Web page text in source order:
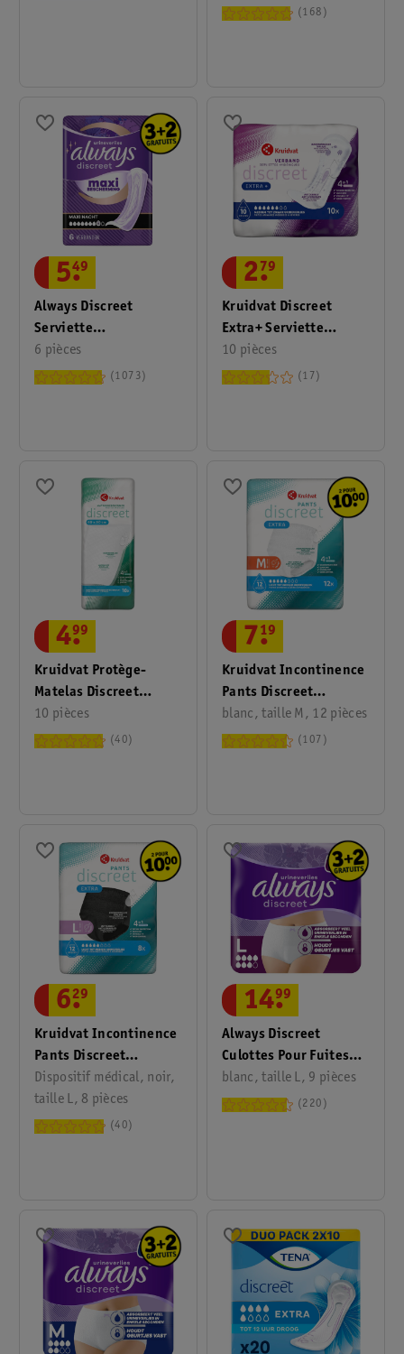
Plus
168
Always Discreet
Serviette
D'incontinence
Protection Maxi Nuit
6 pièces
5.
49
1073
Kruidvat Discreet
Extra+ Serviette
D’incontinence
10 pièces
2.
79
17
Kruidvat Protège-
Matelas Discreet
Protection
10 pièces
4.
99
40
Kruidvat Incontinence
Pants Discreet
Protection Medium
Unisex
blanc, taille M, 12 pièces
7.
19
107
Kruidvat Incontinence
Pants Discreet
Protection Medium
Unisex
Dispositif médical, noir,
taille L, 8 pièces
6.
29
40
Always Discreet
Culottes Pour Fuites
Urinaires
blanc, taille L, 9 pièces
14.
99
220